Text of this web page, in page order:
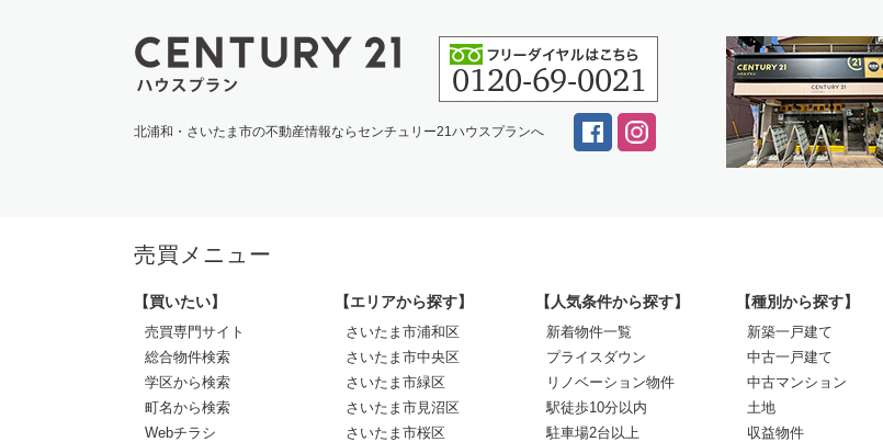
北浦和・さいたま市の不動産情報ならセンチュリー21ハウスプランへ
売買メニュー
【買いたい】
売買専門サイト
総合物件検索
学区から検索
町名から検索
Webチラシ
【エリアから探す】
さいたま市浦和区
さいたま市中央区
さいたま市緑区
さいたま市見沼区
さいたま市桜区
【人気条件から探す】
新着物件一覧
プライスダウン
リノベーション物件
駅徒歩10分以内
駐車場2台以上
【種別から探す】
新築一戸建て
中古一戸建て
中古マンション
土地
収益物件